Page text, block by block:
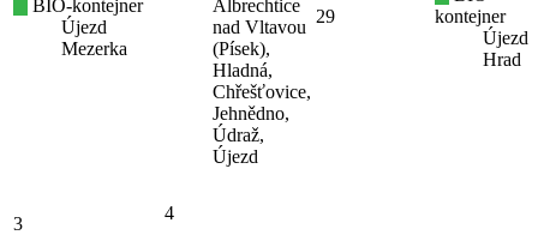
BIO-kontejner
Újezd
Mezerka
Albrechtice
nad Vltavou
(Písek),
Hladná,
Chřešťovice,
Jehnědno,
Údraž,
Újezd
29
kontejner
Újezd
Hrad
3
4